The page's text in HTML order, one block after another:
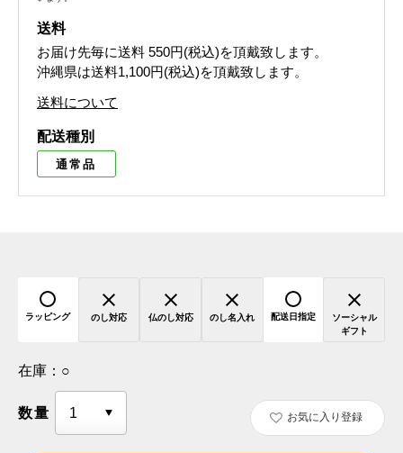
送料
お届け先毎に送料 550円(税込)を頂戴致します。
沖縄県は送料1,100円(税込)を頂戴致します。
送料について
配送種別
通常品
ラッピング のし対応 仏のし対応 のし名入れ 配送日指定
ソーシャル
ギフト
在庫： ○
数量 お気に入り登録